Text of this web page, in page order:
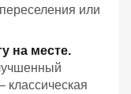
или
на месте.